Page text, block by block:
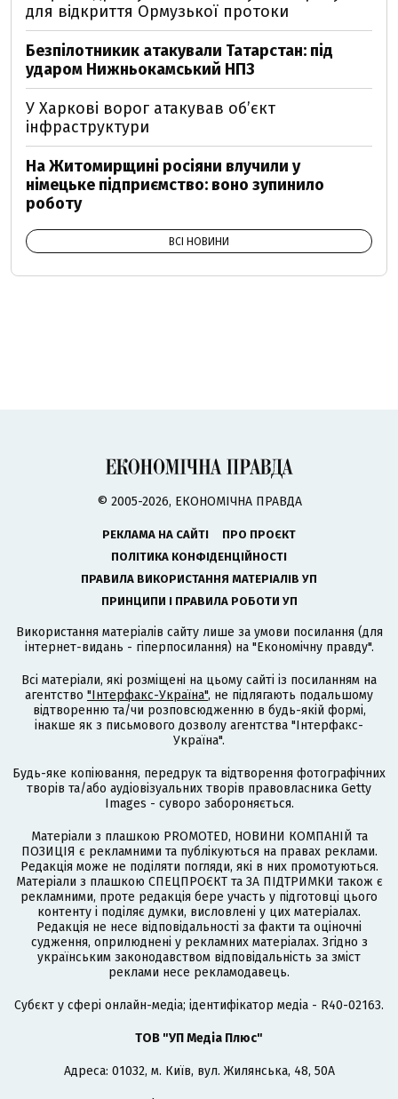
для відкриття Ормузької протоки
Безпілотникик атакували Татарстан: під
ударом Нижньокамський НПЗ
У Харкові ворог атакував обʼєкт
інфраструктури
На Житомирщині росіяни влучили у
німецьке підприємство: воно зупинило
роботу
ВСІ НОВИНИ
© 2005-2026, ЕКОНОМІЧНА ПРАВДА
РЕКЛАМА НА САЙТІ
ПРО ПРОЄКТ
ПОЛІТИКА КОНФІДЕНЦІЙНОСТІ
ПРАВИЛА ВИКОРИСТАННЯ МАТЕРІАЛІВ УП
ПРИНЦИПИ І ПРАВИЛА РОБОТИ УП
Використання матеріалів сайту лише за умови посилання (для
інтернет-видань - гіперпосилання) на "Економічну правду".
Всі матеріали, які розміщені на цьому сайті із посиланням на
агентство "Інтерфакс-Україна", не підлягають подальшому
відтворенню та/чи розповсюдженню в будь-якій формі,
інакше як з письмового дозволу агентства "Інтерфакс-
Україна".
Будь-яке копіювання, передрук та відтворення фотографічних
творів та/або аудіовізуальних творів правовласника Getty
Images - суворо забороняється.
Матеріали з плашкою PROMOTED, НОВИНИ КОМПАНІЙ та
ПОЗИЦІЯ є рекламними та публікуються на правах реклами.
Редакція може не поділяти погляди, які в них промотуються.
Матеріали з плашкою СПЕЦПРОЄКТ та ЗА ПІДТРИМКИ також є
рекламними, проте редакція бере участь у підготовці цього
контенту і поділяє думки, висловлені у цих матеріалах.
Редакція не несе відповідальності за факти та оціночні
судження, оприлюднені у рекламних матеріалах. Згідно з
українським законодавством відповідальність за зміст
реклами несе рекламодавець.
Cубєкт у сфері онлайн-медіа; ідентифікатор медіа - R40-02163.
ТОВ "УП Медіа Плюс"
Адреса: 01032, м. Київ, вул. Жилянська, 48, 50А